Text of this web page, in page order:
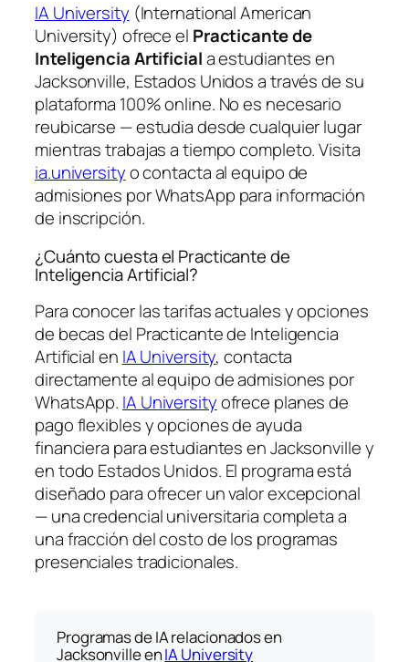
IA University (International American
University) ofrece el Practicante de
Inteligencia Artificiala estudiantes en
Jacksonville, Estados Unidos a través de su
plataforma 100% online. No es necesario
reubicarse — estudia desde cualquier lugar
mientras trabajas a tiempo completo. Visita
ia.universityo contacta al equipo de
admisiones por WhatsApp para información
de inscripción.
¿Cuánto cuesta el Practicante de
Inteligencia Artificial?
Para conocer las tarifas actuales y opciones
de becas del Practicante de Inteligencia
Artificial en IA University, contacta
directamente al equipo de admisiones por
WhatsApp. IA Universityofrece planes de
pago flexibles y opciones de ayuda
financiera para estudiantes en Jacksonville y
en todo Estados Unidos. El programa está
diseñado para ofrecer un valor excepcional
— una credencial universitaria completa a
una fracción del costo de los programas
presenciales tradicionales.
Programas de IA relacionados en
Jacksonville enIA University